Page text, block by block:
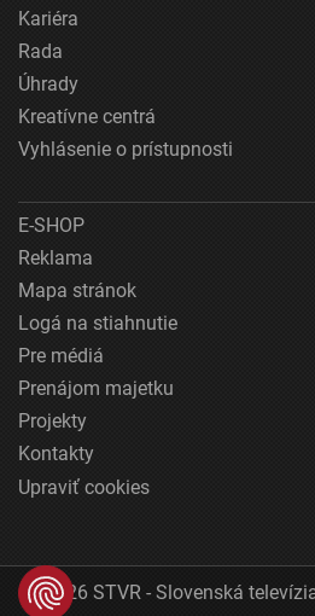
Kariéra
Rada
Úhrady
Kreatívne centrá
Vyhlásenie o prístupnosti
E-SHOP
Reklama
Mapa stránok
Logá na stiahnutie
Pre médiá
Prenájom majetku
Projekty
Kontakty
Upraviť cookies
© 2026 STVR - Slovenská